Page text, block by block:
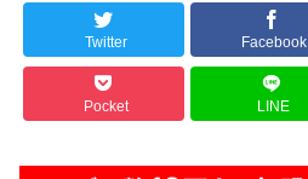
Twitter Facebook
Pocket LINE